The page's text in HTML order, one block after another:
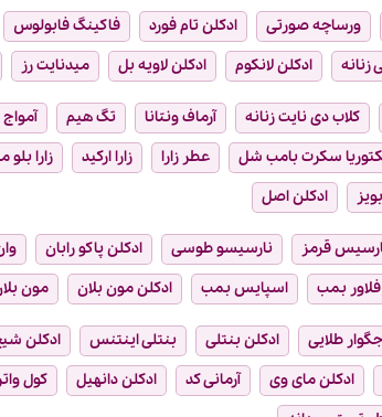
ورساچه صورتی ادکلن تام فورد فاکینگ فابولوس
ادکلن لانکوم ادکلن لاویه بل میدنایت رز
کلاب دی نایت زنانه آرماف ونتانا تگ هیم آمواج
سکرت بامب شل عطر زارا زارا ارکید زارا
ادکلن اصل
قرمز نارسیسو طوسی ادکلن پاکو رابان
فلاور بمب اسپایس بمب ادکلن مون بلان مون
جگوار طلایی ادکلن بنتلی بنتلی اینتنس ادکلن
ادکلن مای وی آرمانی کد ادکلن دانهیل کول